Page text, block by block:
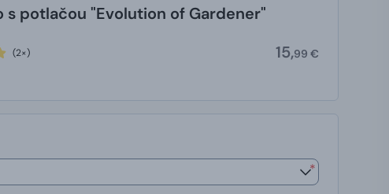
s potlačou "Evolution of Gardener"
(2×) 15,99 €
*